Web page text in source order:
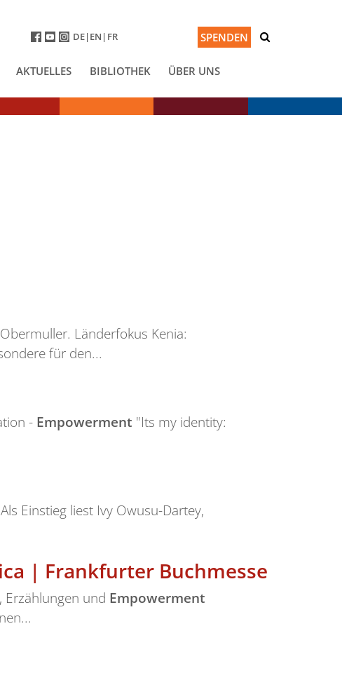
SPENDEN
DE EN FR
AKTUELLES BIBLIOTHEK ÜBER UNS
Länderfokus Kenia:
für den...
- Empowerment "Its my identity:
Einstieg liest Ivy Owusu-Dartey,
| Frankfurter Buchmesse
Erzählungen und Empowerment